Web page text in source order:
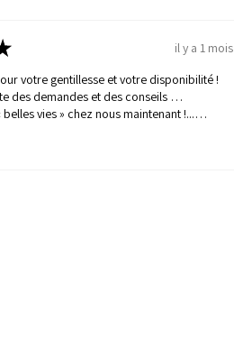
il y a 1 mois
votre gentillesse et votre disponibilité !
des demandes et des conseils …
belles vies » chez nous maintenant !...